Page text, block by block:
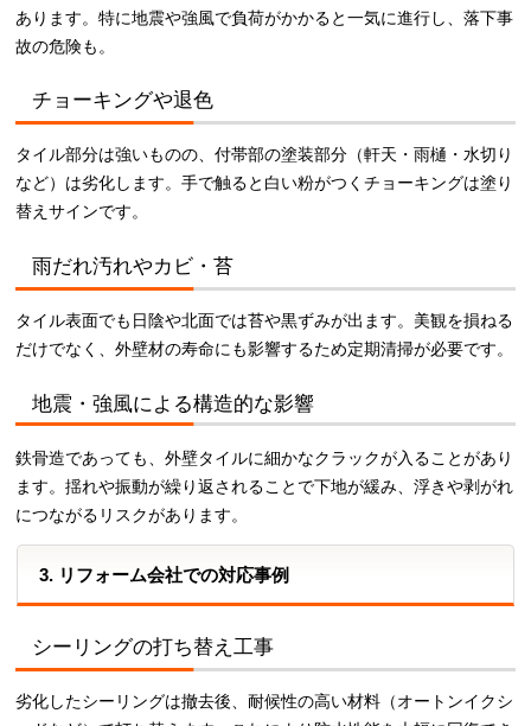
あります。特に地震や強風で負荷がかかると一気に進行し、落下事
故の危険も。
チョーキングや退色
タイル部分は強いものの、付帯部の塗装部分（軒天・雨樋・水切り
など）は劣化します。手で触ると白い粉がつくチョーキングは塗り
替えサインです。
雨だれ汚れやカビ・苔
タイル表面でも日陰や北面では苔や黒ずみが出ます。美観を損ねる
だけでなく、外壁材の寿命にも影響するため定期清掃が必要です。
地震・強風による構造的な影響
鉄骨造であっても、外壁タイルに細かなクラックが入ることがあり
ます。揺れや振動が繰り返されることで下地が緩み、浮きや剥がれ
につながるリスクがあります。
3. リフォーム会社での対応事例
シーリングの打ち替え工事
劣化したシーリングは撤去後、耐候性の高い材料（オートンイクシ